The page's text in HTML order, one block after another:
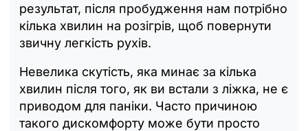
результат, після пробудження нам потрібно
кілька хвилин на розігрів, щоб повернути
звичну легкість рухів.
Невелика скутість, яка минає за кілька
хвилин після того, як ви встали з ліжка, не є
приводом для паніки. Часто причиною
такого дискомфорту може бути просто